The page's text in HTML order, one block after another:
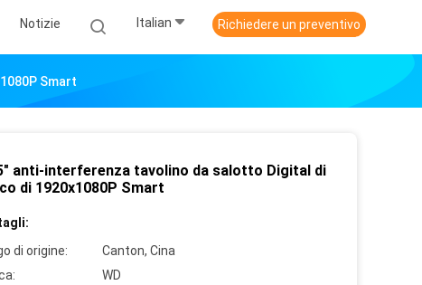
Notizie Italian Richiedere un preventivo
Smart
anti-interferenza tavolino da salotto Digital di
di 1920x1080P Smart
di origine:
Canton, Cina
WD